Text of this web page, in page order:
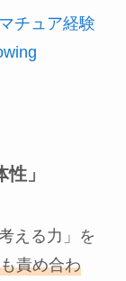
チュア経験
」
える力」を
責め合わ